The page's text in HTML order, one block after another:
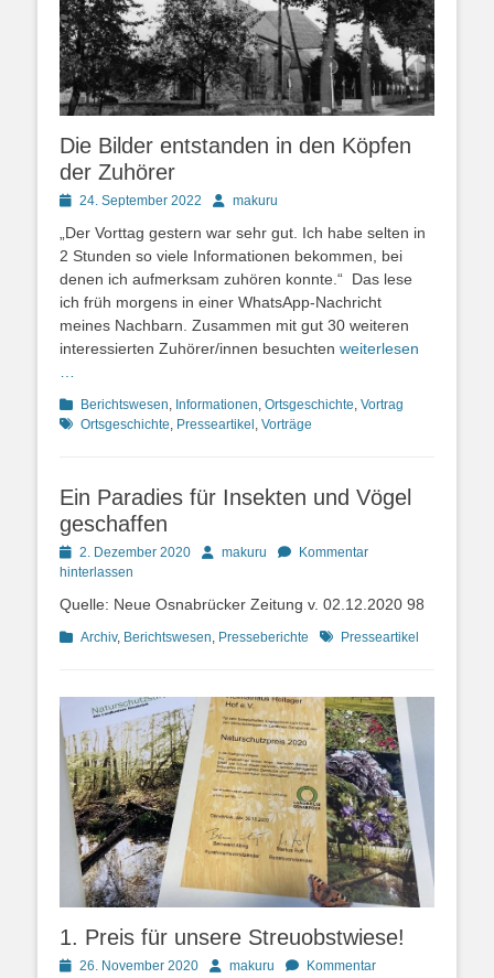
Die Bilder entstanden in den Köpfen
der Zuhörer
Posted24. September 2022 Autormakuru
„Der Vorttag gestern war sehr gut. Ich habe selten in
2 Stunden so viele Informationen bekommen, bei
denen ich aufmerksam zuhören konnte.“ Das lese
ich früh morgens in einer WhatsApp-Nachricht
meines Nachbarn. Zusammen mit gut 30 weiteren
interessierten Zuhörer/innen besuchten weiterlesen
Kategorien
Berichtswesen Informationen Ortsgeschichte Vortrag
Ortsgeschichte Presseartikel Vorträge
Ein Paradies für Insekten und Vögel
geschaffen
Posted
on
2. Dezember 2020 Autormakuru
Kommentar
hinterlassen
Quelle: Neue Osnabrücker Zeitung v. 02.12.2020 98
Kategorien
Archiv, Berichtswesen Presseberichte Schlagworte
Presseartikel
1. Preis für unsere Streuobstwiese!
Posted26. November 2020 Autormakuru Kommentar